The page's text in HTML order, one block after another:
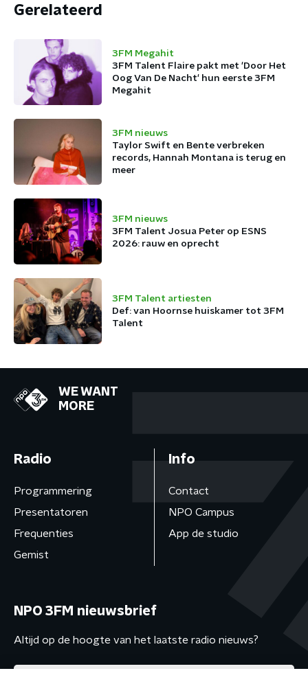
Gerelateerd
3FM Megahit
3FM Talent Flaire pakt met 'Door Het
Oog Van De Nacht' hun eerste 3FM
Megahit
3FM nieuws
Taylor Swift en Bente verbreken
records, Hannah Montana is terug en
meer
3FM nieuws
3FM Talent Josua Peter op ESNS
2026: rauw en oprecht
3FM Talent artiesten
Def: van Hoornse huiskamer tot 3FM
Talent
WE WANT
MORE
Radio
Programmering
Presentatoren
Frequenties
Gemist
Info
Contact
NPO Campus
App de studio
NPO 3FM nieuwsbrief
Altijd op de hoogte van het laatste radio nieuws?